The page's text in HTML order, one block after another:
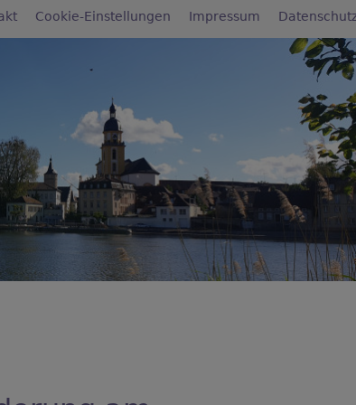
Cookie-Einstellungen Impressum